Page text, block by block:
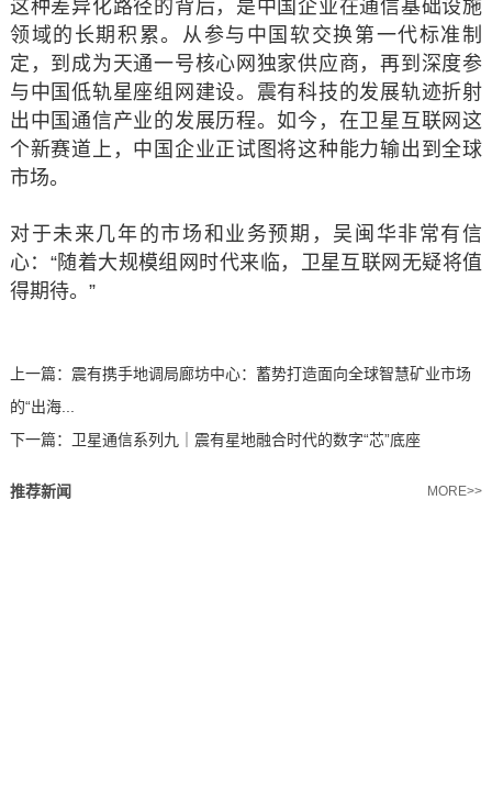
这种差异化路径的背后，是中国企业在通信基础设施
领域的长期积累。从参与中国软交换第一代标准制
定，到成为天通一号核心网独家供应商，再到深度参
与中国低轨星座组网建设。震有科技的发展轨迹折射
出中国通信产业的发展历程。如今，在卫星互联网这
个新赛道上，中国企业正试图将这种能力输出到全球
市场。
对于未来几年的市场和业务预期，吴闽华非常有信
心：“随着大规模组网时代来临，卫星互联网无疑将值
得期待。”
上一篇： 震有携手地调局廊坊中心：蓄势打造面向全球智慧矿业市场
的“出海...
下一篇： 卫星通信系列九｜震有星地融合时代的数字“芯”底座
推荐新闻 MORE>>